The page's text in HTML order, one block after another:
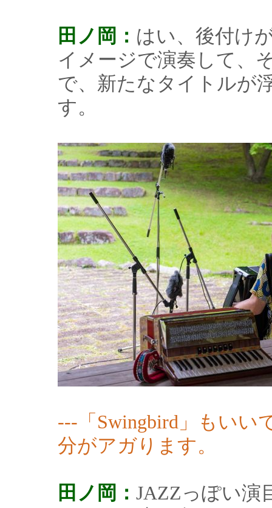
田ノ岡： はい、後付け
イメージで演奏して、
で、新たなタイトルが
す。
---「Swingbird」もいい
分がアガります。
田ノ岡： JAZZっぽい演